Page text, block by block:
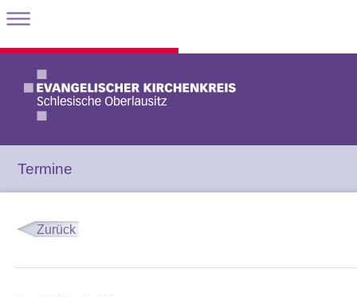
Termine
Zurück